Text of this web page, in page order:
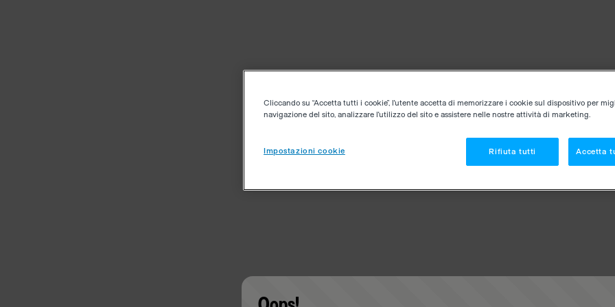
Cliccando su “Accetta tutti i cookie”, l'utente accetta di memorizzare i cookie sul dispositivo per
navigazione del sito, analizzare l'utilizzo del sito e assistere nelle nostre attività di marketing.
Impostazioni cookie Rifiuta tutti Accetta